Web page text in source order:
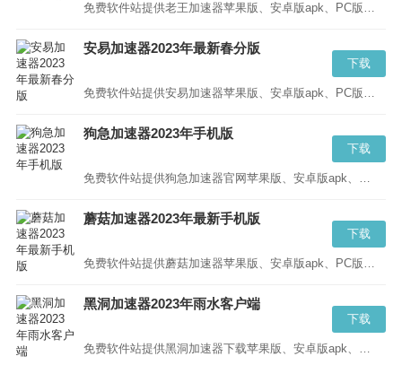
免费软件站提供老王加速器苹果版、安卓版apk、PC版等版本的下载,老王加速器蓝奏云、百度云请直接点击“立即下载”...
安易加速器2023年最新春分版
免费软件站提供安易加速器苹果版、安卓版apk、PC版等版本的下载,安易加速器anyi8.com蓝奏云、百度云请直接点击“立即下载”...
下载
狗急加速器2023年手机版
免费软件站提供狗急加速器官网苹果版、安卓版apk、PC版等版本的下载,狗急npv加速器蓝奏云、百度云请直接点击“立即下载”...
下载
蘑菇加速器2023年最新手机版
免费软件站提供蘑菇加速器苹果版、安卓版apk、PC版等版本的下载,蘑菇npv加速器蓝奏云、百度云请直接点击“立即下载”...
下载
黑洞加速器2023年雨水客户端
免费软件站提供黑洞加速器下载苹果版、安卓版apk、PC版等版本的下载,黑洞加速器下载蓝奏云、百度云请直接点击“立即下载”...
下载